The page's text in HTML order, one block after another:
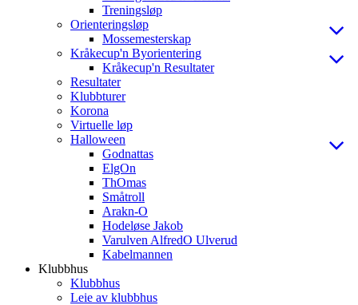
Treningsløp
Orienteringsløp
Mossemesterskap
Kråkecup'n Byorientering
Kråkecup'n Resultater
Resultater
Klubbturer
Korona
Virtuelle løp
Halloween
Godnattas
ElgOn
ThOmas
Småtroll
Arakn-O
Hodeløse Jakob
Varulven AlfredO Ulverud
Kabelmannen
Klubbhus
Klubbhus
Leie av klubbhus